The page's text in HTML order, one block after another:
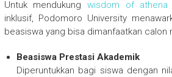
Untuk mendukungwisdom of athena
inklusif, Podomoro University
beasiswa yang bisa dimanfaatkan calon
Beasiswa Prestasi Akademik
Diperuntukkan bagi siswa dengan